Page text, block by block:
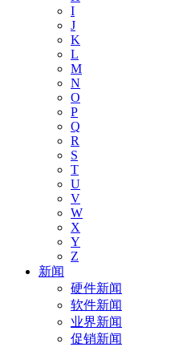
I
J
K
L
M
N
O
P
Q
R
S
T
U
V
W
X
Y
Z
新闻
硬件新闻
软件新闻
业界新闻
促销新闻